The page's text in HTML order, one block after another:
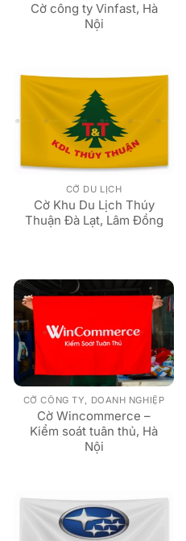
Cờ công ty Vinfast, Hà
Nội
CỜ DU LỊCH
Cờ Khu Du Lịch Thúy
Thuận Đà Lạt, Lâm Đồng
CỜ CÔNG TY, DOANH NGHIỆP
Cờ Wincommerce –
Kiểm soát tuân thủ, Hà
Nội